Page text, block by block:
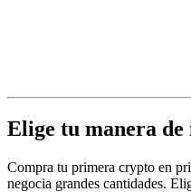
Elige tu manera
Compra tu primera crypto en
negocia grandes cantidades.